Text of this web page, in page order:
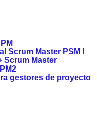
Scrum Master PSM I
Scrum Master
gestores de proyecto